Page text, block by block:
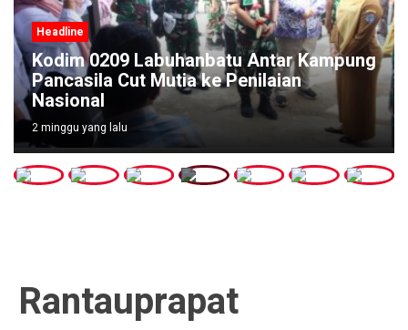
Headline
Kodim 0209 Labuhanbatu Antar Kampung
Pancasila Cut Mutia ke Penilaian
Nasional
2 minggu yang lalu
Rantauprapat